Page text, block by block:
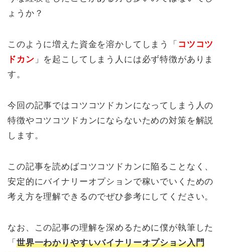
ょうか？
このように増えた資金を溶かしてしまう「 コツコツ
ドカン 」を起こしてしまう人には必ず特徴がありま
す。
今回の記事ではコツコツドカンになってしまう人の
特徴やコツコツドカンにならないための対策を解説
します。
この記事を読めばコツコツドカンに陥ることなく、
安定的にバイナリーオプションで稼いでいくための
考え方を理解できるのでぜひ参考にしてください。
なお、この記事の理解を深めるために僕が執筆した
「 世界一わかりやすいバイナリーオプション入門